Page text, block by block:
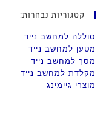
קטגוריות נבחרות:
סוללה למחשב נייד
מטען למחשב נייד
מסך למחשב נייד
מקלדת למחשב נייד
מוצרי גיימינג